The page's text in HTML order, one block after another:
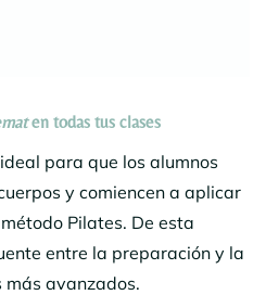
en todas tus clases
para que los alumnos
y comiencen a aplicar
Pilates. De esta
entre la preparación y la
más avanzados.